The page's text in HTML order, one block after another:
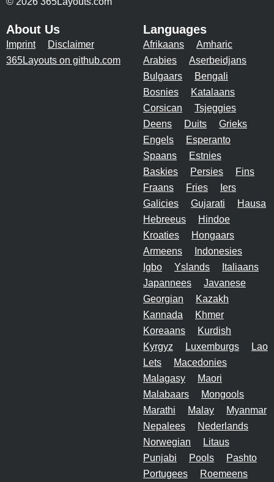
About Us
Imprint
Disclaimer
365Layouts on github.com
Languages
Afrikaans
Amharic
Arabies
Aserbeidjans
Bulgaars
Bengali
Bosnies
Katalaans
Corsican
Tsjeggies
Deens
Duits
Grieks
Engels
Esperanto
Spaans
Estnies
Baskies
Persies
Fins
Fraans
Fries
Iers
Galicies
Gujarati
Hausa
Hebreeus
Hindoe
Kroaties
Hongaars
Armeens
Indonesies
Igbo
Yslands
Italiaans
Japannees
Javanese
Georgian
Kazakh
Kannada
Khmer
Koreaans
Kurdish
Kyrgyz
Luxemburgs
Lao
Lets
Macedonies
Malagasy
Maori
Malabaars
Mongools
Marathi
Malay
Myanmar
Nepalees
Nederlands
Norwegian
Litaus
Punjabi
Pools
Pashto
Portugees
Roemeens